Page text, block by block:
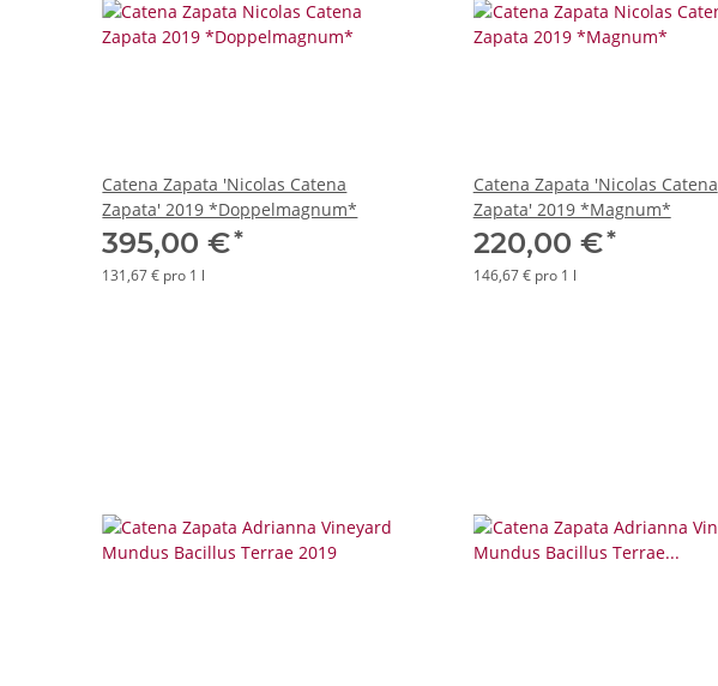
Catena Zapata 'Nicolas Catena
Zapata' 2019 *Doppelmagnum*
395,00 €*
131,67 € pro 1 l
Catena Zapata 'Nicolas Catena
Zapata' 2019 *Magnum*
220,00 €*
146,67 € pro 1 l